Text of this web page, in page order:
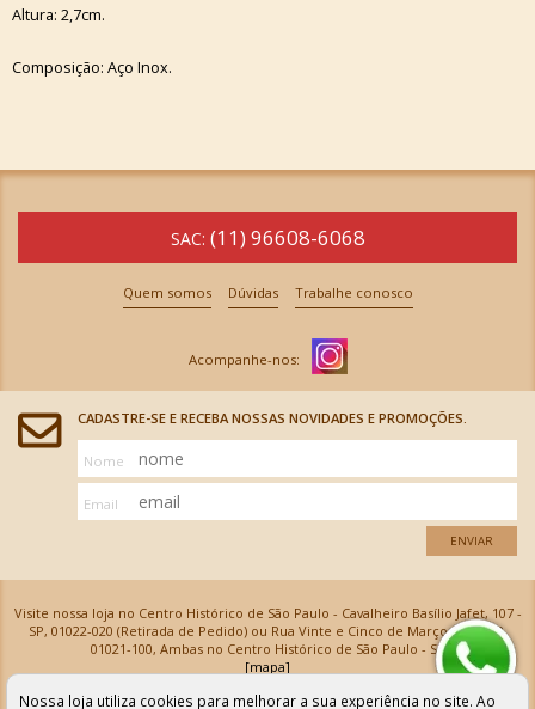
Altura: 2,7cm.
Composição: Aço Inox.
SAC: (11) 96608-6068
Quem somos Dúvidas Trabalhe conosco
CADASTRE-SE E RECEBA NOSSAS NOVIDADES E PROMOÇÕES.
Nome
Email
ENVIAR
Visite nossa loja no Centro Histórico de São Paulo - Cavalheiro Basílio Jafet, 107 -
SP, 01022-020 (Retirada de Pedido) ou Rua Vinte e Cinco de Março, 576 - SP,
01021-100, Ambas no Centro Histórico de São Paulo - SP
[mapa]
Armarinhos Santa Cecília Ltda | CNPJ: 61.069.639/0001-18
Nossa loja utiliza cookies para melhorar a sua experiência no site. Ao